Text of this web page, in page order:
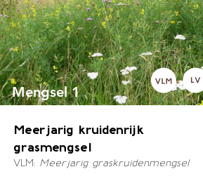
Mengsel 1
Meerjarig kruidenrijk
grasmengsel
VLM:Meerjarig graskruidenmengsel